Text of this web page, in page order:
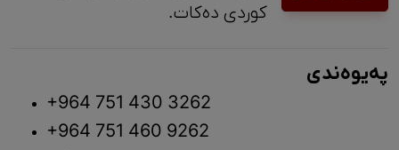
کوردی دەکات.
پەیوەندی
+964 751 430 3262
+964 751 460 9262